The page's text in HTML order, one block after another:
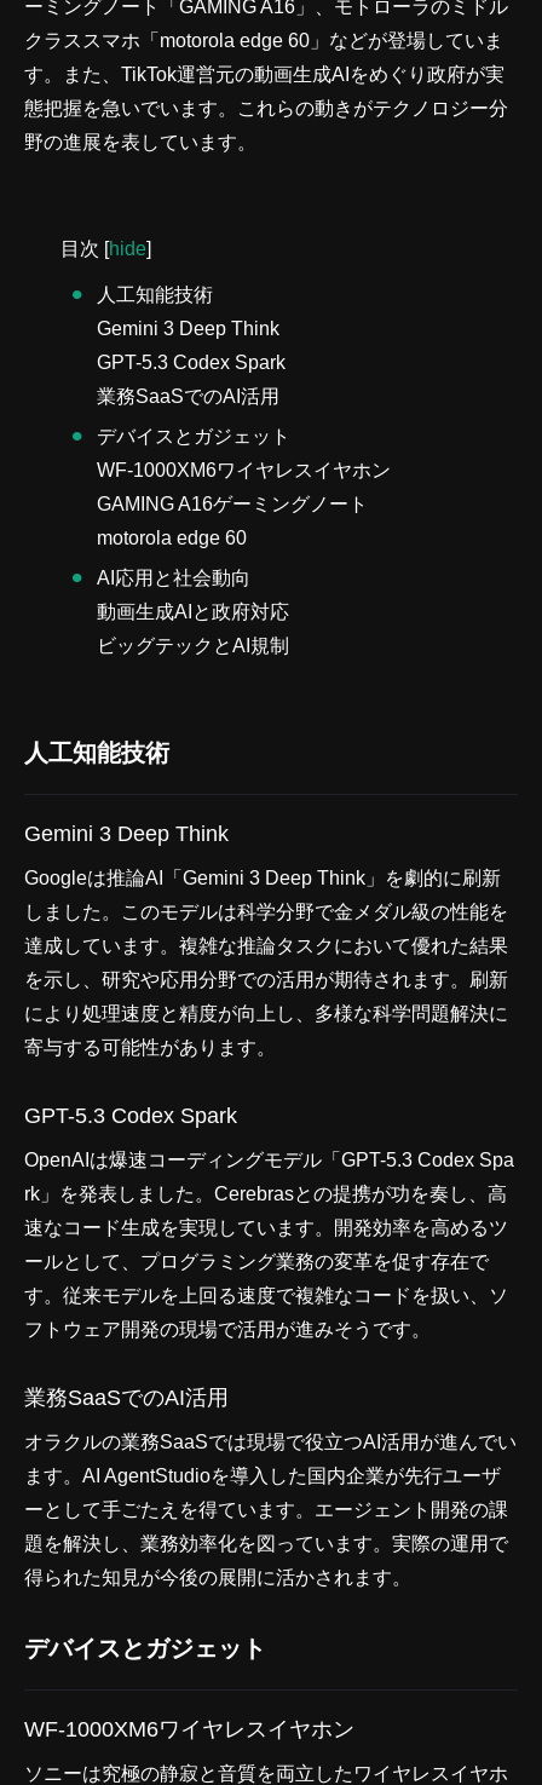
ーミングノート「GAMING A16」、モトローラのミドル
クラススマホ「motorola edge 60」などが登場していま
す。また、TikTok運営元の動画生成AIをめぐり政府が実
態把握を急いでいます。これらの動きがテクノロジー分
野の進展を表しています。
目次 [hide]
人工知能技術
Gemini 3 Deep Think
GPT-5.3 Codex Spark
業務SaaSでのAI活用
デバイスとガジェット
WF-1000XM6ワイヤレスイヤホン
GAMING A16ゲーミングノート
motorola edge 60
AI応用と社会動向
動画生成AIと政府対応
ビッグテックとAI規制
人工知能技術
Gemini 3 Deep Think
Googleは推論AI「Gemini 3 Deep Think」を劇的に刷新
しました。このモデルは科学分野で金メダル級の性能を
達成しています。複雑な推論タスクにおいて優れた結果
を示し、研究や応用分野での活用が期待されます。刷新
により処理速度と精度が向上し、多様な科学問題解決に
寄与する可能性があります。
GPT-5.3 Codex Spark
OpenAIは爆速コーディングモデル「GPT-5.3 Codex Spa
rk」を発表しました。Cerebrasとの提携が功を奏し、高
速なコード生成を実現しています。開発効率を高めるツ
ールとして、プログラミング業務の変革を促す存在で
す。従来モデルを上回る速度で複雑なコードを扱い、ソ
フトウェア開発の現場で活用が進みそうです。
業務SaaSでのAI活用
オラクルの業務SaaSでは現場で役立つAI活用が進んでい
ます。AI AgentStudioを導入した国内企業が先行ユーザ
ーとして手ごたえを得ています。エージェント開発の課
題を解決し、業務効率化を図っています。実際の運用で
得られた知見が今後の展開に活かされます。
デバイスとガジェット
WF-1000XM6ワイヤレスイヤホン
ソニーは究極の静寂と音質を両立したワイヤレスイヤホ